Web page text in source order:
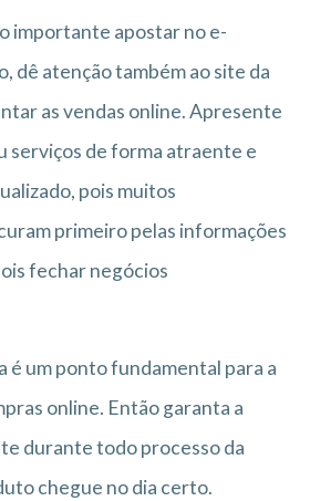
importante apostar no e-
dê atenção também ao site da
as vendas online. Apresente
serviços de forma atraente e
pois muitos
primeiro pelas informações
fechar negócios
é um ponto fundamental para a
online. Então garanta a
durante todo processo da
chegue no dia certo.